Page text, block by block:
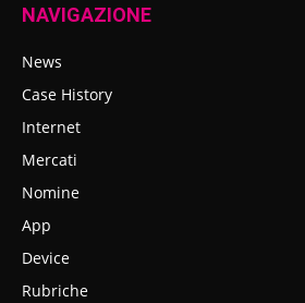
NAVIGAZIONE
News
Case History
Internet
Mercati
Nomine
App
Device
Rubriche